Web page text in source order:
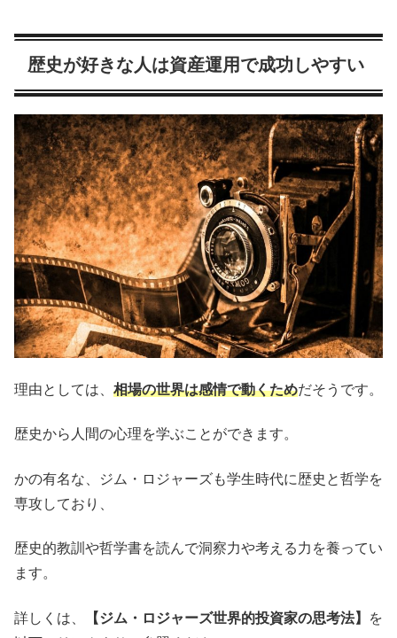
歴史が好きな人は資産運用で成功しやすい
理由としては、 相場の世界は感情で動くためだそうです。
歴史から人間の心理を学ぶことができます。
かの有名な、ジム・ロジャーズも学生時代に歴史と哲学を
専攻しており、
歴史的教訓や哲学書を読んで洞察力や考える力を養ってい
ます。
詳しくは、 【ジム・ロジャーズ世界的投資家の思考法】
を